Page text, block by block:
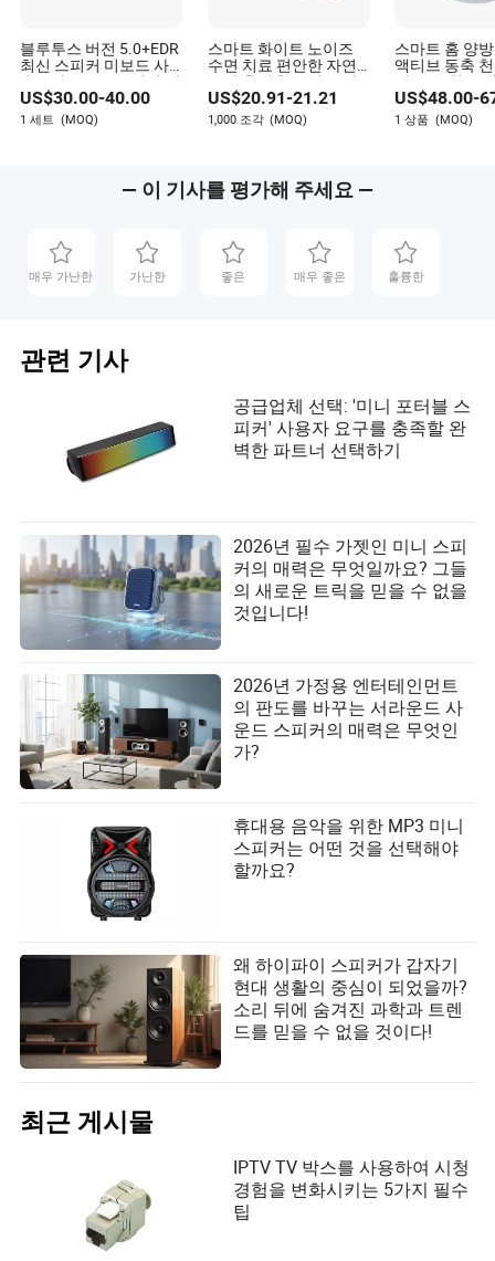
블루투스 버전 5.0+EDR
최신 스피커 미보드 사
운드바 AUX/TF/터치 리
모컨 지원 무선 스피커
스마트폰 안드로이
드/PC용
US$30.00-40.00
1 세트 (MOQ)
스마트 화이트 노이즈
수면 치료 편안한 자연
소리 휴대용 무선 스피
커
US$20.91-21.21
1,000 조각 (MOQ)
스마트 홈 양
액티브 동축
커, 우수한 스
운드 품질 및
호 프로세서
US$48.00-
1 상품 (MOQ)
— 이 기사를 평가해 주세요 —
매우 가난한 가난한 좋은 매우 좋은 훌륭한
관련 기사
공급업체 선택: '미니 포터블 스
피커' 사용자 요구를 충족할 완
벽한 파트너 선택하기
2026년 필수 가젯인 미니 스피
커의 매력은 무엇일까요? 그들
의 새로운 트릭을 믿을 수 없을
것입니다!
2026년 가정용 엔터테인먼트
의 판도를 바꾸는 서라운드 사
운드 스피커의 매력은 무엇인
가?
휴대용 음악을 위한 MP3 미니
스피커는 어떤 것을 선택해야
할까요?
왜 하이파이 스피커가 갑자기
현대 생활의 중심이 되었을까?
소리 뒤에 숨겨진 과학과 트렌
드를 믿을 수 없을 것이다!
최근 게시물
IPTV TV 박스를 사용하여 시청
경험을 변화시키는 5가지 필수
팁